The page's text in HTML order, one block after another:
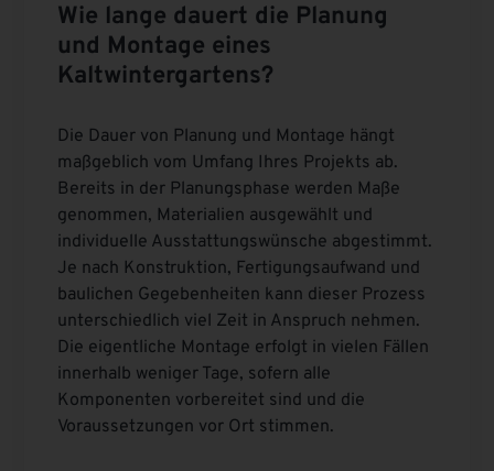
Wie lange dauert die Planung
und Montage eines
Kaltwintergartens?
Die Dauer von Planung und Montage hängt
maßgeblich vom Umfang Ihres Projekts ab.
Bereits in der Planungsphase werden Maße
genommen, Materialien ausgewählt und
individuelle Ausstattungswünsche abgestimmt.
Je nach Konstruktion, Fertigungsaufwand und
baulichen Gegebenheiten kann dieser Prozess
unterschiedlich viel Zeit in Anspruch nehmen.
Die eigentliche Montage erfolgt in vielen Fällen
innerhalb weniger Tage, sofern alle
Komponenten vorbereitet sind und die
Voraussetzungen vor Ort stimmen.